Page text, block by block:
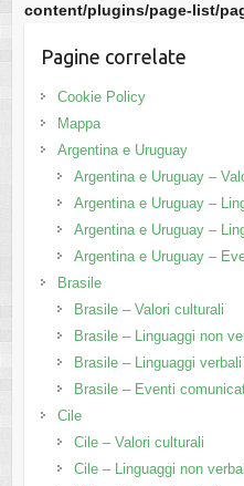
content/plugins/page-list/
Pagine correlate
Cookie Policy
Mappa
Argentina e Uruguay
Argentina e Uruguay –
Argentina e Uruguay –
Argentina e Uruguay –
Argentina e Uruguay –
Brasile
Brasile – Valori culturali
Brasile – Linguaggi non
Brasile – Linguaggi verbali
Brasile – Eventi
Cile
Cile – Valori culturali
Cile – Linguaggi non